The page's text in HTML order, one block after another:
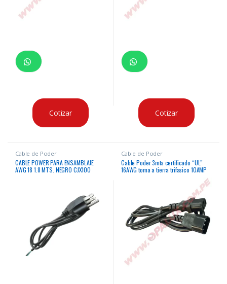
Cotizar Cotizar
Cable de Poder
CABLE POWER PARA ENSAMBLAJE
AWG 18 1.8 MTS. NEGRO CJX100
Cable de Poder
Cable Poder 3mts certificado “UL”
16AWG toma a tierra trifasico 10AMP